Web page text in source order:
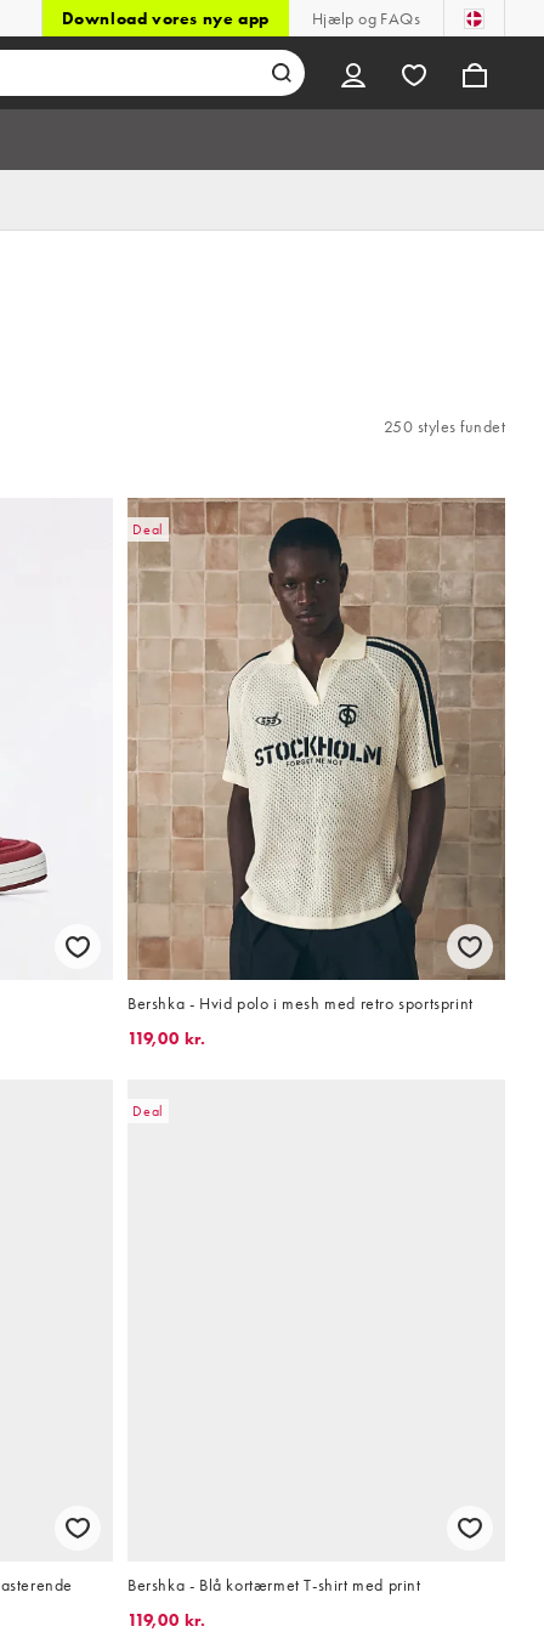
Download vores nye app Hjælp og FAQs
250 styles fundet
Deal
Bershka - Hvid polo i mesh med retro sportsprint
119,00 kr.
Deal
Bershka - Blå kortærmet T-shirt med print
119,00 kr.